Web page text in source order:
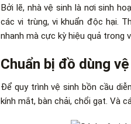
Bởi lẽ, nhà vệ sinh là nơi sinh
các vi trùng, vi khuẩn độc hại.
nhanh mà cực kỳ hiệu quả trong
Chuẩn bị đồ dùng
Để quy trình vệ sinh bồn cầu
kính mắt, bàn chải, chổi gạt. Và